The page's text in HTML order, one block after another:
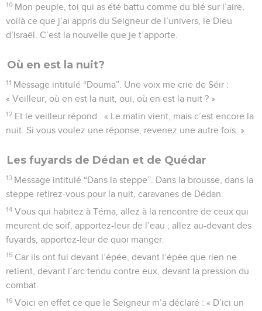
10 Mon peuple, toi qui as été battu comme du blé sur l’aire,
voilà ce que j’ai appris du Seigneur de l’univers, le Dieu
d’Israël. C’est la nouvelle que je t’apporte.
Où en est la nuit?
11 Message intitulé “Douma”. Une voix me crie de Séir :
« Veilleur, où en est la nuit, oui, où en est la nuit ? »
12 Et le veilleur répond : « Le matin vient, mais c’est encore la
nuit. Si vous voulez une réponse, revenez une autre fois. »
Les fuyards de Dédan et de Quédar
13 Message intitulé “Dans la steppe”. Dans la brousse, dans la
steppe retirez-vous pour la nuit, caravanes de Dédan.
14 Vous qui habitez à Téma, allez à la rencontre de ceux qui
meurent de soif, apportez-leur de l’eau ; allez au-devant des
fuyards, apportez-leur de quoi manger.
15 Car ils ont fui devant l’épée, devant l’épée que rien ne
retient, devant l’arc tendu contre eux, devant la pression du
combat.
16 Voici en effet ce que le Seigneur m’a déclaré : « D’ici un